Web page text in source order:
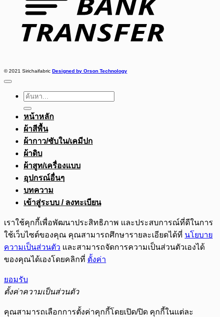
© 2021 Sirichaifabric Designed by Orson Technology
ค้นหา:
หน้าหลัก
ผ้าสีพื้น
ผ้ากาว/ซับใน/เคมีปก
ผ้าดิบ
ผ้าสูท/เครื่องแบบ
อุปกรณ์อื่นๆ
บทความ
เข้าสู่ระบบ / ลงทะเบียน
เราใช้คุกกี้เพื่อพัฒนาประสิทธิภาพ และประสบการณ์ที่ดีในการ
ใช้เว็บไซต์ของคุณ คุณสามารถศึกษารายละเอียดได้ที่ นโยบาย
ความเป็นส่วนตัว และสามารถจัดการความเป็นส่วนตัวเองได้
ของคุณได้เองโดยคลิกที่ ตั้งค่า
ยอมรับ
ตั้งค่าความเป็นส่วนตัว
คุณสามารถเลือกการตั้งค่าคุกกี้โดยเปิด/ปิด คุกกี้ในแต่ละ